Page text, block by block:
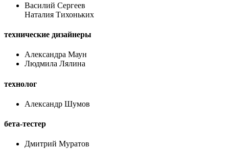
Василий Сергеев
Наталия Тихоньких
технические дизайнеры
Александра Маун
Людмила Лялина
технолог
Александр Шумов
бета-тестер
Дмитрий Муратов